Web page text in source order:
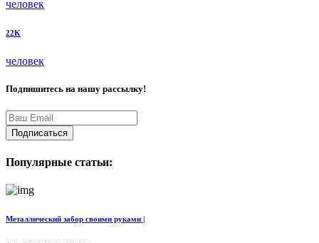
человек
22K
человек
Подпишитесь на нашу рассылку!
Подписаться
Популярные статьи:
Металлический забор своими руками |